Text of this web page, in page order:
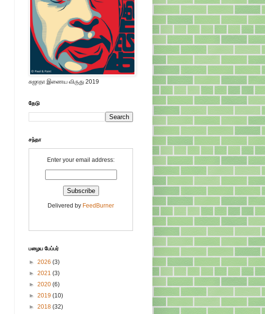
சுஜாதா இணைய விருது 2019
தேடு
சந்தா
Enter your email address:
Delivered by FeedBurner
பழைய பேப்பர்
► 2026 (3)
► 2021 (3)
► 2020 (6)
► 2019 (10)
► 2018 (32)